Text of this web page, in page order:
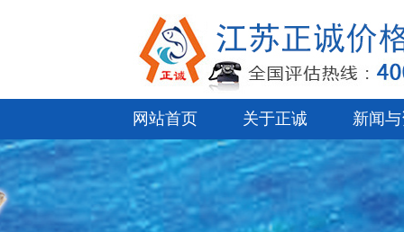
网站首页 关于正诚 新闻